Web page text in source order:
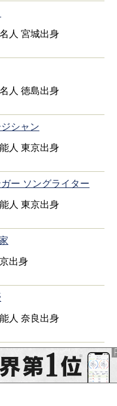
人 宮城出身
人 徳島出身
シャン
人 東京出身
ー ソングライター
人 東京出身
出身
人 奈良出身